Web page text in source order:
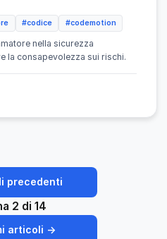
#codice #codemotion
nella sicurezza
la consapevolezza sui rischi.
precedenti
2 di 14
articoli →